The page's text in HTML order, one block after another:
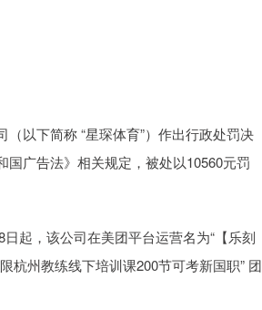
以下简称 “星琛体育”）作出行政处罚决
广告法》相关规定，被处以10560元罚
起，该公司在美团平台运营名为“【乐刻
杭州教练线下培训课200节可考新国职” 团